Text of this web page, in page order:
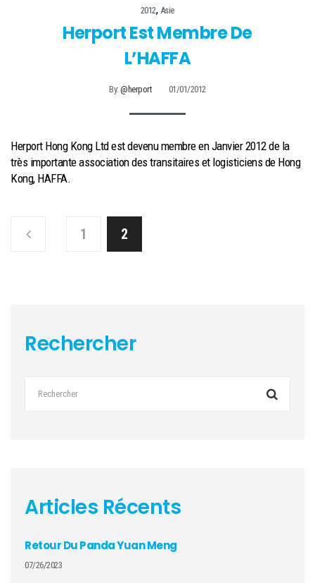
2012, Asie
Herport Est Membre De
L’HAFFA
By:@herport 01/01/2012
Herport Hong Kong Ltd est devenu membre en Janvier 2012 de la
très importante association des transitaires et logisticiens de Hong
Kong, HAFFA.
1 2
Rechercher
Articles Récents
Retour Du Panda Yuan Meng
07/26/2023